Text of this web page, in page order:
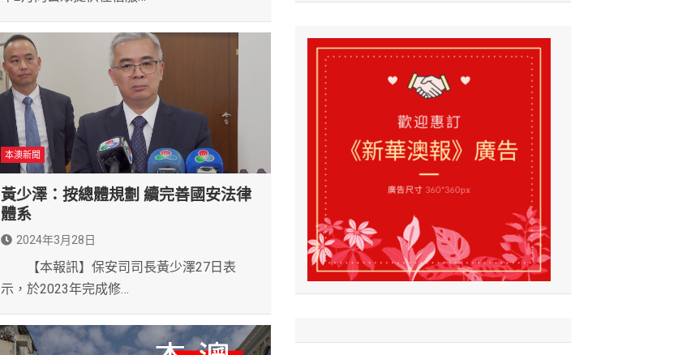
本澳新聞
黃少澤：按總體規劃 續完善國安法律
體系
2024年3月28日
【本報訊】保安司司長黃少澤27日表
示，於2023年完成修…